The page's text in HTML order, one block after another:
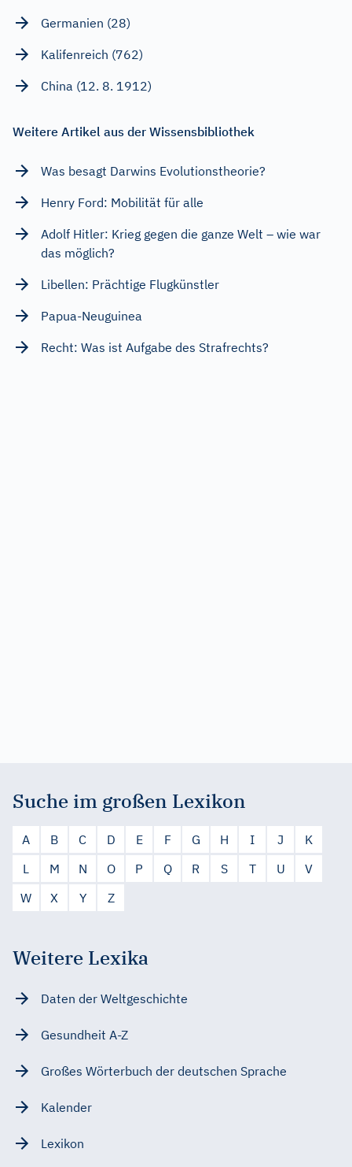
Germanien (28)
Kalifenreich (762)
China (12. 8. 1912)
Weitere Artikel aus der Wissensbibliothek
Was besagt Darwins Evolutionstheorie?
Henry Ford: Mobilität für alle
Adolf Hitler: Krieg gegen die ganze Welt – wie war
das möglich?
Libellen: Prächtige Flugkünstler
Papua-Neuguinea
Recht: Was ist Aufgabe des Strafrechts?
Suche im großen Lexikon
A B C D E F G H I J
K
L
M N O P Q R S T U
V
W
X Y Z
Weitere Lexika
Daten der Weltgeschichte
Gesundheit A-Z
Großes Wörterbuch der deutschen Sprache
Kalender
Lexikon